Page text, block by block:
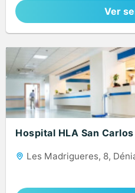
Ver
Hospital HLA San Carlos
Les Madrigueres, 8,